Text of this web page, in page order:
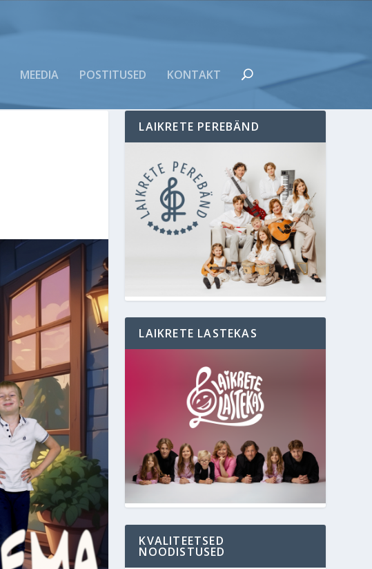
MEEDIA POSTITUSED KONTAKT
LAIKRETE PEREBÄND
LAIKRETE LASTEKAS
KVALITEETSED
NOODISTUSED